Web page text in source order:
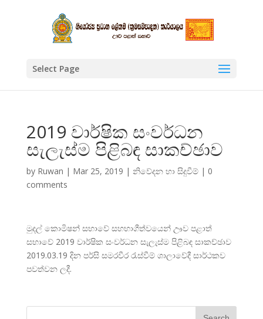
Select Page
2019 වාර්ෂික සංවර්ධන
සැලැස්ම පිළිබඳ සාකච්ඡාව
by Ruwan | Mar 25, 2019 | නිවේදන හා සිදුවීම්| 0
comments
මුදල් කොමිෂන් සභාවේ සහභාගීත්වයෙන් ඌව පළාත්
සභාවේ 2019 වාර්ෂික සංවර්ධන සැලැස්ම පිළිබඳ සාකච්ඡාව
2019.03.19 දින පර්සි සමරවීර රැස්වීම් ශාලාවේදී සාර්ථකව
පවත්වන ලදී.